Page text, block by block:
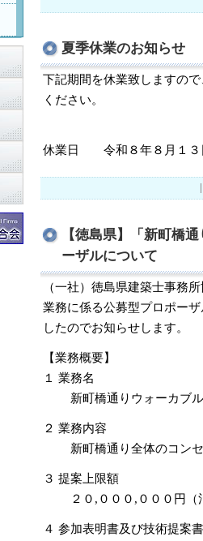
夏季休業のお知らせ
下記期間を休業致しますの
ください。
休業日 令和８年８月１３
【徳島県】「新町橋
ーザルについて
（一社）徳島県建築士事務
業務に係る公募型プロポー
したのでお知らせします。
【業務概要】
１ 業務名
新町橋通りウォーカブル
２ 業務内容
新町橋通り全体のコンセ
３ 提案上限額
２０,０００,０００円（
４ 参加表明書及び技術提案